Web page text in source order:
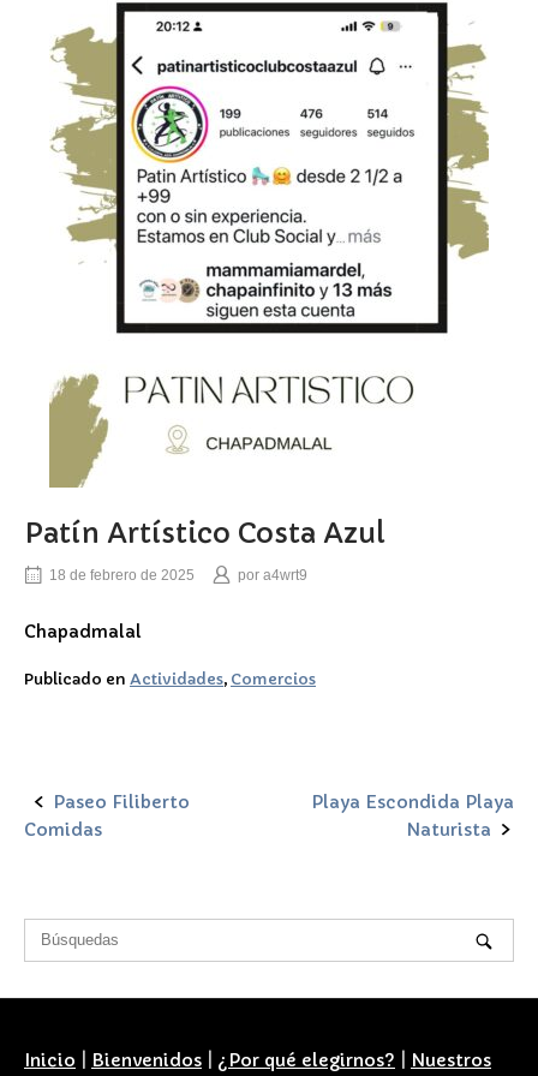
Patín Artístico Costa Azul
18 de febrero de 2025 por a4wrt9
Chapadmalal
Publicado en Actividades, Comercios
Navegación
entrada
Paseo Filiberto
Comidas
Playa Escondida Playa
Naturista
Inicio Bienvenidos ¿Por qué elegirnos? Nuestros